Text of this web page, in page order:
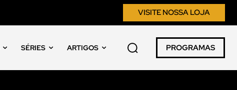
VISITE NOSSA LOJA
SÉRIES ARTIGOS PROGRAMAS